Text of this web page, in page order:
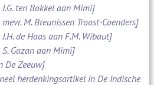
ten Bokkel aan Mimi]
M. Breunissen Troost-Coenders]
de Haas aan F.M. Wibaut]
Gazan aan Mimi]
De Zeeuw]
herdenkingsartikel in De Indische